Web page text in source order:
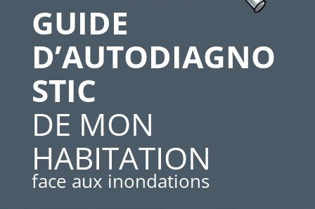
GUIDE
D’AUTODIAGNO
STIC
DE MON
HABITATION
face aux inondations